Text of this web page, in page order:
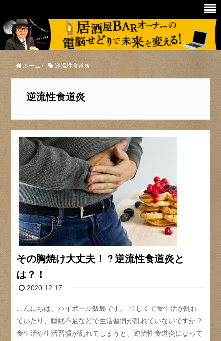
ホーム / 逆流性食道炎
逆流性食道炎
その胸焼け大丈夫！？逆流性食道炎と
は？！
2020.12.17
こんにちは、ハイボール飯島です。 忙しくて食生活が乱れ
ていたり、睡眠不足などで生活習慣が乱れていないですか？
食生活や生活習慣が乱れてしまうと、逆流性食道炎になって